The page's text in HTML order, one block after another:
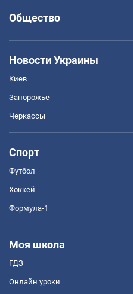
Общество
Новости Украины
Киев
Запорожье
Черкассы
Спорт
Футбол
Хоккей
Формула-1
Моя школа
ГДЗ
Онлайн уроки